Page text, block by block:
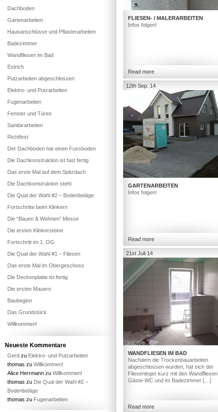
FLIESEN- / MALERARBEITEN
Infos folgen!
Read more
12th Sep. 14
GARTENARBEITEN
Infos folgen!
Read more
21st Juli 14
WANDFLIESEN IM BAD
Nachdem die Trockenbauarbeiten
abgeschlossen wurden, hat sich der
Fliesenleger kurz mit den
Gäste-WC und im Badezimmer […]
Read more
Dachboden
Gartenarbeiten
Hausanschlüsse und Pflasterarbeiten
Badezimmer
Wandfliesen im Bad
Estrich
Putzarbeiten abgeschlossen
Elektro- und Putzarbeiten
Fugenarbeiten
Fenster und Türen
Sanitärarbeiten
Richtfest
Der Dachboden hat einen Fussboden
Die Dachkonstruktion ist fast fertig
Das erste Mal auf dem Spitzdach
Die Dachkonstruktion steht
Die Qual der Wahl #2 – Bodenbeläge
Fortschritte beim Klinkern
Die “Bauen & Wohnen” Messe
Die ersten Klinkersteine
Fortschritt im 1. OG
Die Qual der Wahl #1 – Fliesen
Das erste Mal im Obergeschoss
Die Deckenplatte ist fertig
Die ersten Mauern
Baubeginn
Das Grundstück
Willkommen!
Neueste Kommentare
Gerd zu Elektro- und Putzarbeiten
thomas zu Willkommen!
Alice Herrmann zu Willkommen!
thomas zu Die Qual der Wahl #2 –
Bodenbeläge
thomas zu Fugenarbeiten